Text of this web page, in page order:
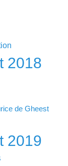
2018
de Gheest
2019